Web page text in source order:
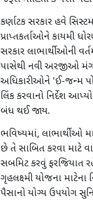
કર્ણાટક સરકાર હવે
પ્રાપ્તકર્તાઓને કાયમી
સરકાર લાભાર્થીઓની
પાસેથી નવી અરજીઓ
અધિકારીઓને 'ઈ-જન્મ
લિંક કરવાનો નિર્દેશ
બંધ થઈ જાય.
ભવિષ્યમાં, લાભાર્થીઓ
છે તે સાબિત કરવા માટે
સબમિટ કરવું ફરજિયાત
ગૃહલક્ષ્મી યોજના
પૈસાનો યોગ્ય ઉપયોગ